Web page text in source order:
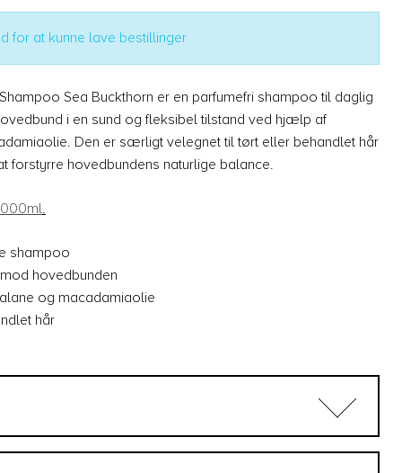
for at kunne lave bestillinger
Sea Buckthorn er en parfumefri shampoo til daglig
i en sund og fleksibel tilstand ved hjælp af
Den er særligt velegnet til tørt eller behandlet hår
forstyrre hovedbundens naturlige balance.
.
shampoo
hovedbunden
og macadamiaolie
hår